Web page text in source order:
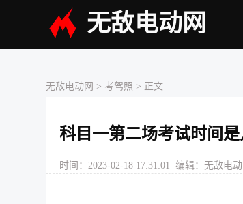
无敌电动网
无敌电动网 > 考驾照 > 正文
科目一第二场考试时间
时间：2023-02-18 17:31:01 编辑：无敌电动